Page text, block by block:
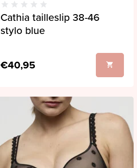
Cathia tailleslip 38-46
stylo blue
€40,95